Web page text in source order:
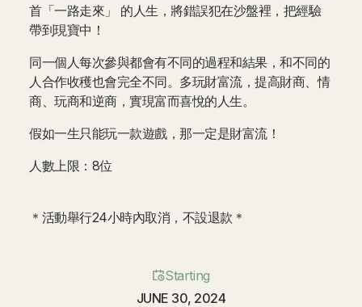
首「一路走來」 的人生，將錯誤犯在沙盤裡，把經驗
帶到現寶中！
同一個人每次參與都會有不同的過程和結果，和不同的
人合作收穫也會完全不同。多玩財富流，提高財商、情
商、玩商和逆商，實現富而喜悅的人生。
假如一生只能玩一款遊戲，那一定是財富流！
人數上限：8位
＊活動舉行24小時內取消，不設退款＊
Starting
JUNE 30, 2024